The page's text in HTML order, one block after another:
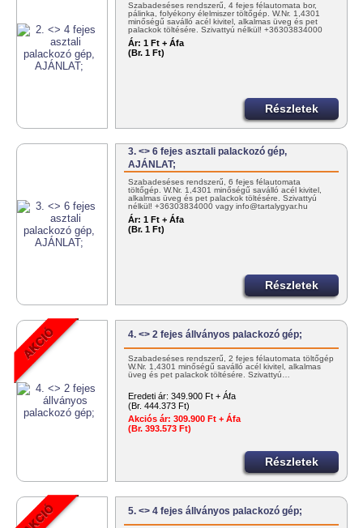
Szabadeséses rendszerű, 4 fejes félautomata bor,
pálinka, folyékony élelmiszer töltőgép. W.Nr. 1,4301
minőségű saválló acél kivitel, alkalmas üveg és pet
palackok töltésére. Szivattyú nélkül! +36303834000
vagy…
Ár: 1 Ft + Áfa
(Br. 1 Ft)
Részletek
3. <> 6 fejes asztali palackozó gép,
AJÁNLAT;
Szabadeséses rendszerű, 6 fejes félautomata
töltőgép. W.Nr. 1,4301 minőségű saválló acél kivitel,
alkalmas üveg és pet palackok töltésére. Szivattyú
nélkül! +36303834000 vagy info@tartalygyar.hu
Ár: 1 Ft + Áfa
(Br. 1 Ft)
Részletek
4. <> 2 fejes állványos palackozó gép;
Szabadeséses rendszerű, 2 fejes félautomata töltőgép
W.Nr. 1,4301 minőségű saválló acél kivitel, alkalmas
üveg és pet palackok töltésére. Szivattyú…
Eredeti ár: 349.900 Ft + Áfa
(Br. 444.373 Ft)
Akciós ár: 309.900 Ft + Áfa
(Br. 393.573 Ft)
Részletek
5. <> 4 fejes állványos palackozó gép;